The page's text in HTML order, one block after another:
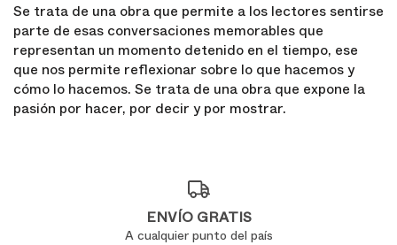
Se trata de una obra que permite a los lectores sentirse
parte de esas conversaciones memorables que
representan un momento detenido en el tiempo, ese
que nos permite reflexionar sobre lo que hacemos y
cómo lo hacemos. Se trata de una obra que expone la
pasión por hacer, por decir y por mostrar.
ENVÍO GRATIS
A cualquier punto del país